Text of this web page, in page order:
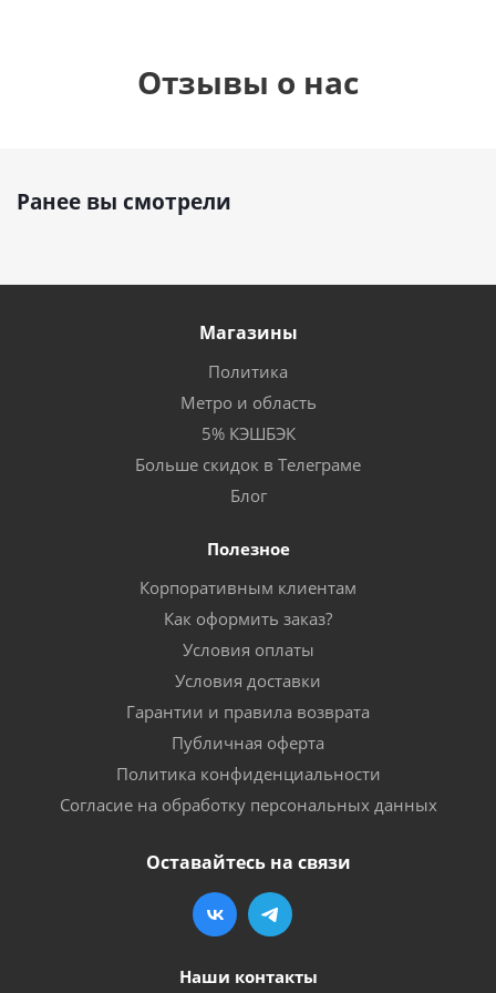
Отзывы о нас
Ранее вы смотрели
Магазины
Политика
Метро и область
5% КЭШБЭК
Больше скидок в Телеграме
Блог
Полезное
Корпоративным клиентам
Как оформить заказ?
Условия оплаты
Условия доставки
Гарантии и правила возврата
Публичная оферта
Политика конфиденциальности
Согласие на обработку персональных данных
Оставайтесь на связи
Наши контакты